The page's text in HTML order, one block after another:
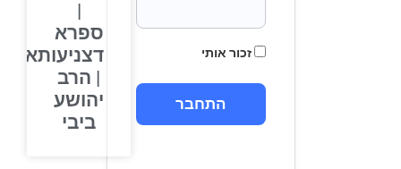
זכור אותי
ספרא
דצניעותא
| הרב
יהושע
ביבי